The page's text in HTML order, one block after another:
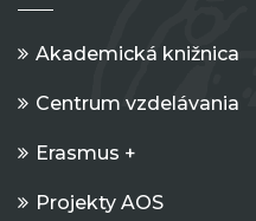
Akademická knižnica
Centrum vzdelávania
Erasmus +
Projekty AOS